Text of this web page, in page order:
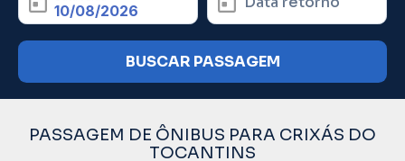
BUSCAR PASSAGEM
PASSAGEM DE ÔNIBUS PARA CRIXÁS DO
TOCANTINS